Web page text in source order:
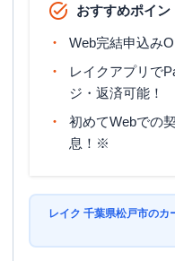
おすすめポイン
Web完結申込み
レイクアプリで
ジ・返済可能！
初めてWebでの
息！※
レイク 千葉県松戸市の